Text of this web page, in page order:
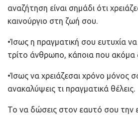
αναζήτηση είναι σημάδι ότι
καινούργιο στη ζωή σου.
•Ίσως η πραγματική σου ευτυχία
τρίτο άνθρωπο, κάποια που ακόμα
•Ίσως να χρειάζεσαι χρόνο μόνος
ανακαλύψεις τι πραγματικά θέλεις.
Το να δώσεις στον εαυτό σου την